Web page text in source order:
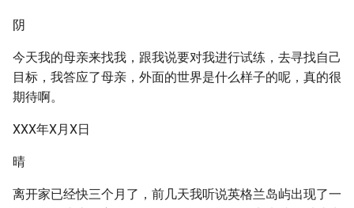
阴
今天我的母亲来找我，跟我说要对我进行试练，去寻找自己
目标，我答应了母亲，外面的世界是什么样子的呢，真的很
期待啊。
XXX年X月X日
晴
离开家已经快三个月了，前几天我听说英格兰岛屿出现了一